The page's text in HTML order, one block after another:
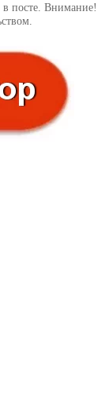
в посте. Внимание!